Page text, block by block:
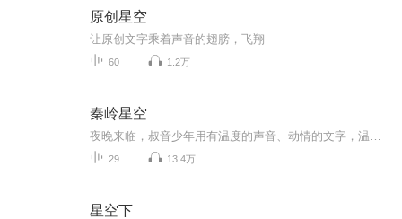
原创星空
让原创文字乘着声音的翅膀，飞翔
60 1.2万
秦岭星空
29 13.4万
星空下